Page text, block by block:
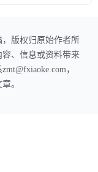
版权归原始作者所
、信息或资料带来
，
。